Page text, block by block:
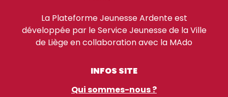
La Plateforme Jeunesse Ardente est
développée par le Service Jeunesse de la Ville
de Liège en collaboration avec la MAdo
INFOS SITE
Qui sommes-nous ?